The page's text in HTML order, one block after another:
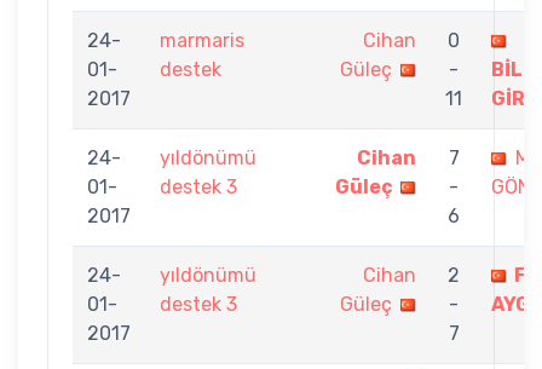
24-
01-
2017
marmaris
destek
Cihan
Güleç
0
-
11
24-
01-
2017
yıldönümü
destek 3
Cihan
Güleç
7
-
6
24-
01-
2017
yıldönümü
destek 3
Cihan
Güleç
2
-
7